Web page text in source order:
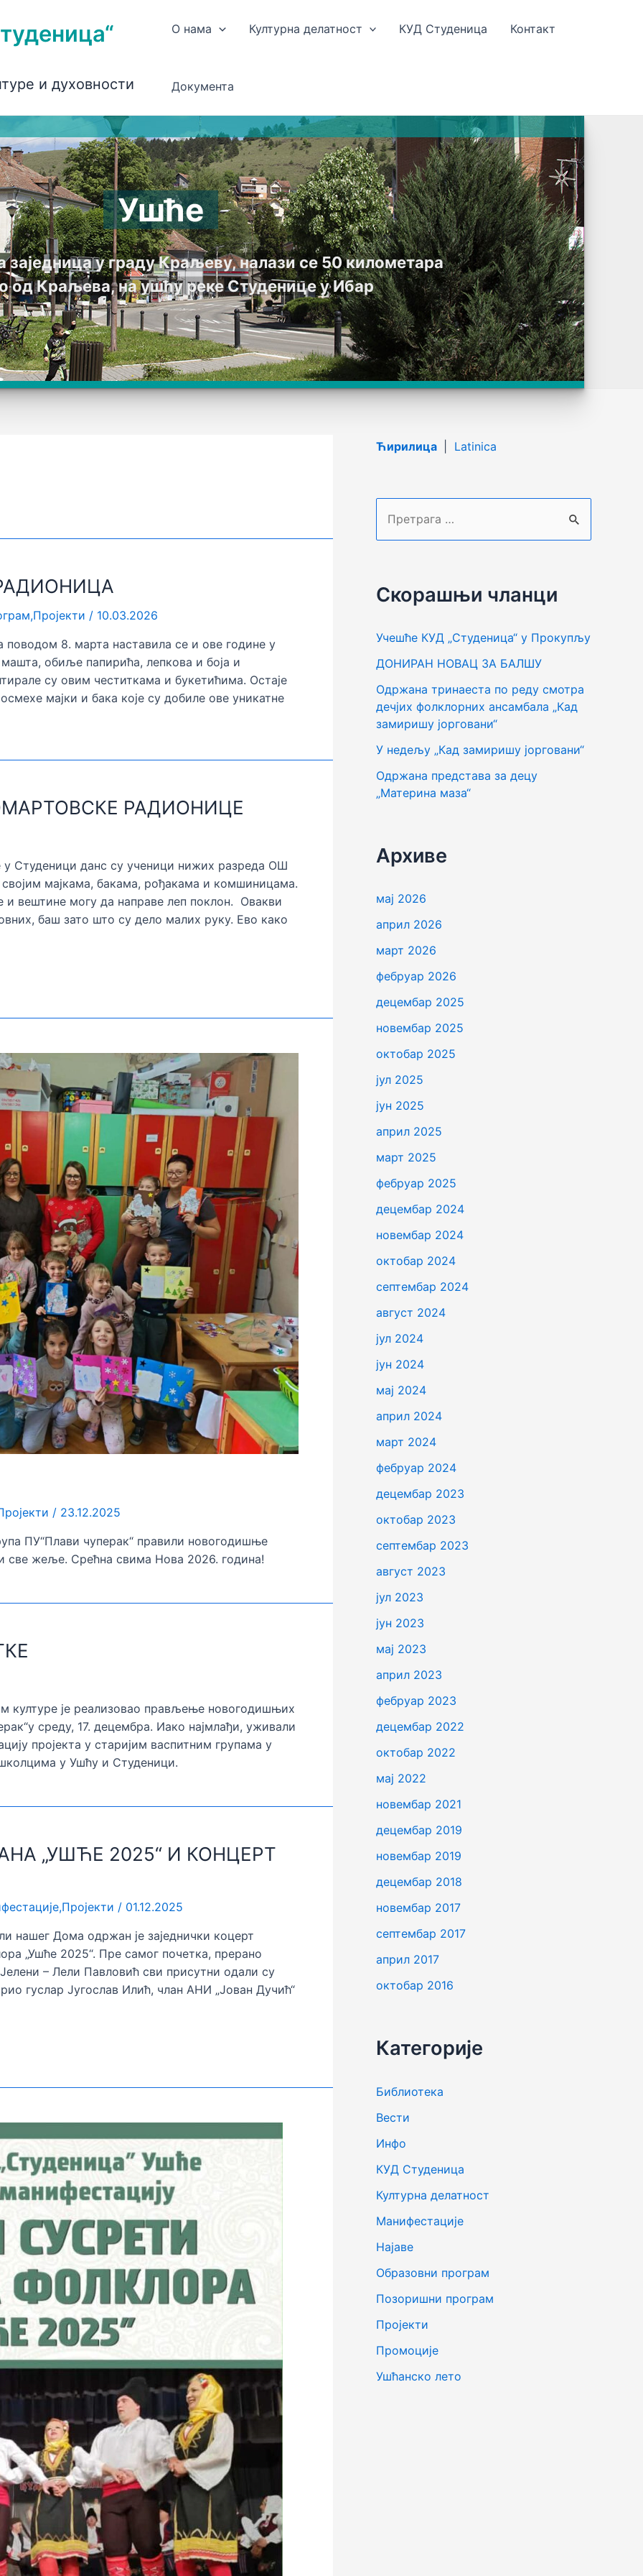
и духовности
О нама Културна делатност КУД Студеница Контакт
Документа
Ушће
заједница у граду Краљеву, налази се 50 километара
од Краљева, на ушћу реке Студенице у Ибар
,Пројекти / 10.03.2026
8. марта наставила се и ове године у
обиље папирића, лепкова и боја и
су овим честиткама и букетићима. Остаје
мајки и бака које су добиле ове уникатне
РАДИОНИЦЕ
Студеници данс су ученици нижих разреда ОШ
мајкама, бакама, рођакама и комшиницама.
вештине могу да направе леп поклон. Овакви
баш зато што су дело малих руку. Ево како
/ 23.12.2025
ПУ“Плави чуперак“ правили новогодишње
све жеље. Срећна свима Нова 2026. година!
културе је реализовао прављење новогодишњих
среду, 17. децембра. Иако најмлађи, уживали
пројекта у старијим васпитним групама у
у Ушћу и Студеници.
„УШЋЕ 2025“ И КОНЦЕРТ
,Пројекти / 01.12.2025
нашег Дома одржан је заједнички коцерт
„Ушће 2025“. Пре самог почетка, прерано
– Лели Павловић сви присутни одали су
гуслар Југослав Илић, члан АНИ „Јован Дучић“
Ћирилица Latinica
р
г
а
з
а
Скорашњи чланци
Учешће КУД „Студеница“ у Прокупљу
ДОНИРАН НОВАЦ ЗА БАЛШУ
Одржана тринаеста по реду смотра
дечјих фолклорних ансамбала „Кад
замиришу јорговани“
У недељу „Кад замиришу јорговани“
Одржана представа за децу
„Материна маза“
Архиве
мај 2026
април 2026
март 2026
фебруар 2026
децембар 2025
новембар 2025
октобар 2025
јул 2025
јун 2025
април 2025
март 2025
фебруар 2025
децембар 2024
новембар 2024
октобар 2024
септембар 2024
август 2024
јул 2024
јун 2024
мај 2024
април 2024
март 2024
фебруар 2024
децембар 2023
октобар 2023
септембар 2023
август 2023
јул 2023
јун 2023
мај 2023
април 2023
фебруар 2023
децембар 2022
октобар 2022
мај 2022
новембар 2021
децембар 2019
новембар 2019
децембар 2018
новембар 2017
септембар 2017
април 2017
октобар 2016
Категорије
Библиотека
Вести
Инфо
КУД Студеница
Културна делатност
Манифестације
Најаве
Образовни програм
Позоришни програм
Пројекти
Промоције
Ушћанско лето